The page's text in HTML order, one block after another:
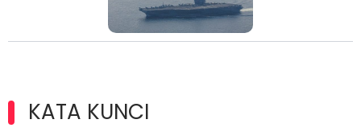
KATA KUNCI